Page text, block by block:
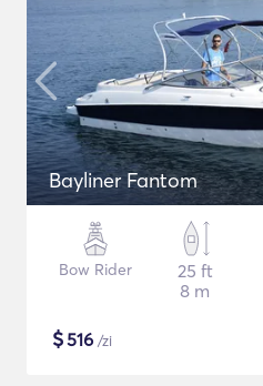
Bayliner Fantom
Bow Rider
25 ft
8 m
$516 /zi